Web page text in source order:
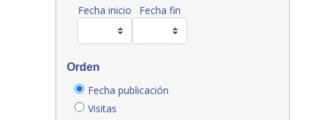
Fecha inicio
Fecha fin
Orden
Fecha publicación
Visitas